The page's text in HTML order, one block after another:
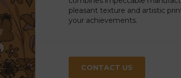
pleasant texture and artistic
your achievements.
CONTACT US